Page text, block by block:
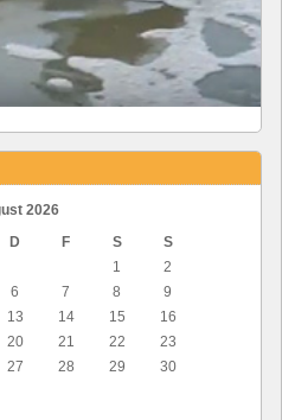
2026
D F S
S
1
2
6 7 8
9
13 14 15
16
20 21 22
23
27 28 29
30